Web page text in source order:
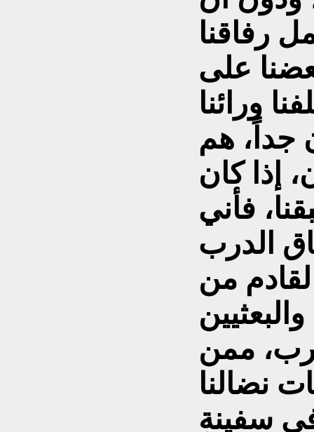
رفاقنا
على
ورائنا
جداً، هم
إذا كان
فأني
الدرب
من
ممن
نضالنا
سفينة